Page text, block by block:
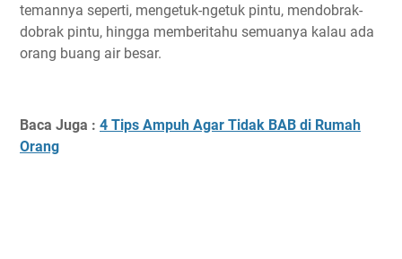
temannya seperti, mengetuk-ngetuk pintu, mendobrak-
dobrak pintu, hingga memberitahu semuanya kalau ada
orang buang air besar.
Baca Juga : 4 Tips Ampuh Agar Tidak BAB di Rumah
Orang